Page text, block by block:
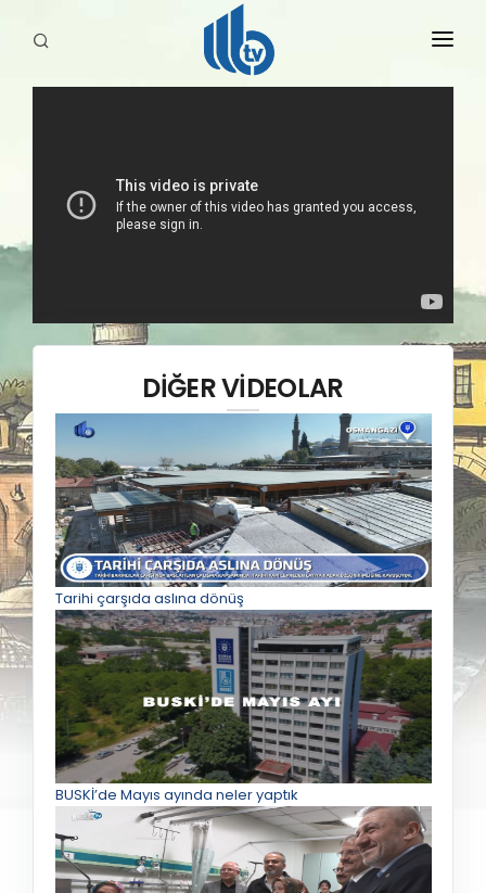
YAYINLARIMIZ
DİĞER VİDEOLAR
Tarihi çarşıda aslına dönüş
BUSKİ’de Mayıs ayında neler yaptık